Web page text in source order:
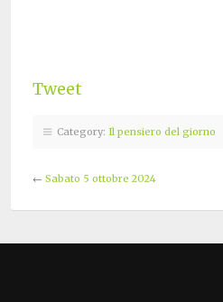
Tweet
Category: Il pensiero del giorno
← Sabato 5 ottobre 2024